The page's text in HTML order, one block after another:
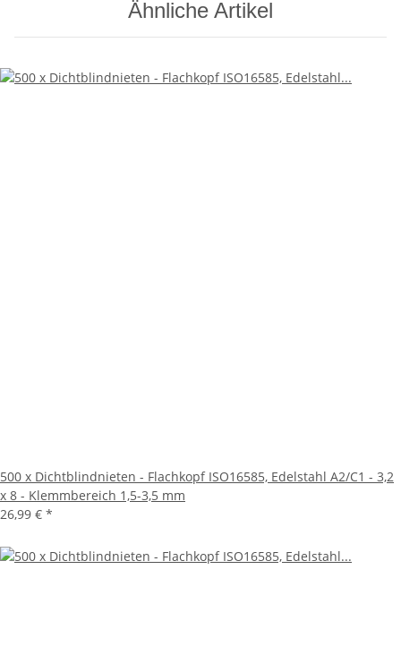
Ähnliche Artikel
500 x Dichtblindnieten - Flachkopf ISO16585, Edelstahl A2/C1 - 3,2
x 8 - Klemmbereich 1,5-3,5 mm
26,99 € *